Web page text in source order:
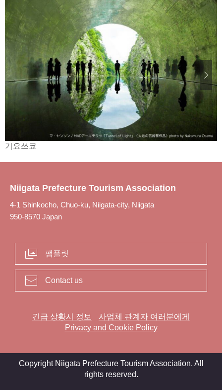
기요쓰쿄
Niigata Prefecture Tourism Association
4-1 Shinkocho, Chuo-ku, Niigata-city, Niigata
950-8570 Japan
팸플릿
Contact us
긴급 상황시 정보
사업체 관계자 여러분에게
Privacy and Cookie Policy
Copyright Niigata Prefecture Tourism Association. All
rights reserved.